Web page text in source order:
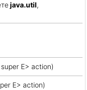
java.util,
E> action)
E> action)